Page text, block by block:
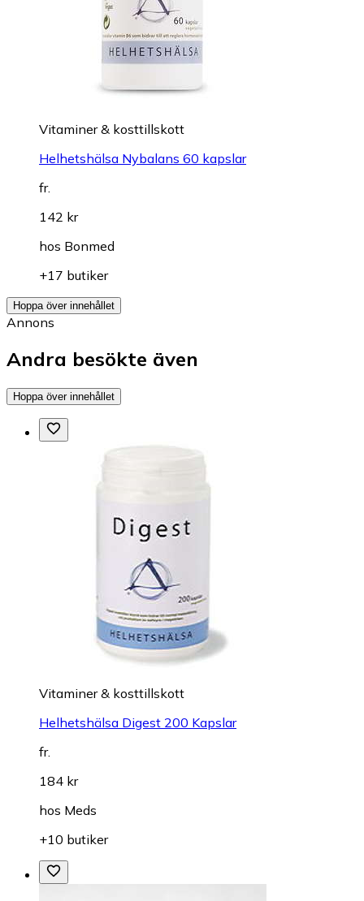
Vitaminer & kosttillskott
Helhetshälsa Nybalans 60 kapslar
fr.
142 kr
hos Bonmed
+17 butiker
Hoppa över innehållet
Annons
Andra besökte även
Hoppa över innehållet
Vitaminer & kosttillskott
Helhetshälsa Digest 200 Kapslar
fr.
184 kr
hos Meds
+10 butiker